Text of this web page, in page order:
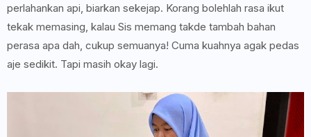
perlahankan api, biarkan sekejap. Korang bolehlah rasa ikut
tekak memasing, kalau Sis memang takde tambah bahan
perasa apa dah, cukup semuanya! Cuma kuahnya agak pedas
aje sedikit. Tapi masih okay lagi.